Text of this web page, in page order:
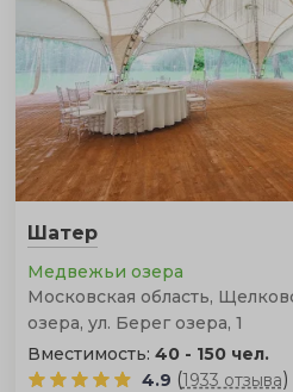
Шатер
Медвежьи озера
Московская область,
озера, ул. Берег озера, 1
Вместимость: 40 - 150 чел.
4.9 (1933 отзыва)